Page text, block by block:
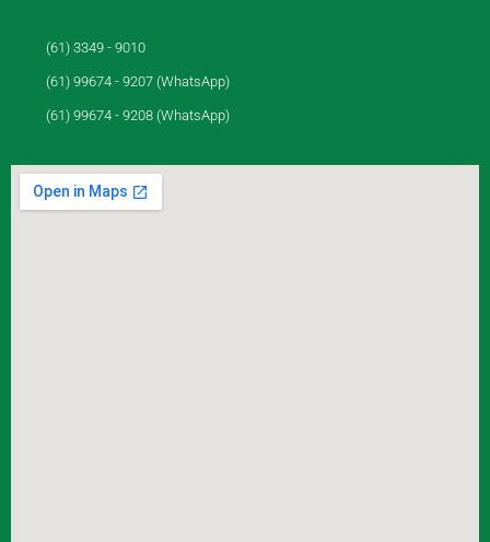
(61) 3349 - 9010
(61) 99674 - 9207 (WhatsApp)
(61) 99674 - 9208 (WhatsApp)